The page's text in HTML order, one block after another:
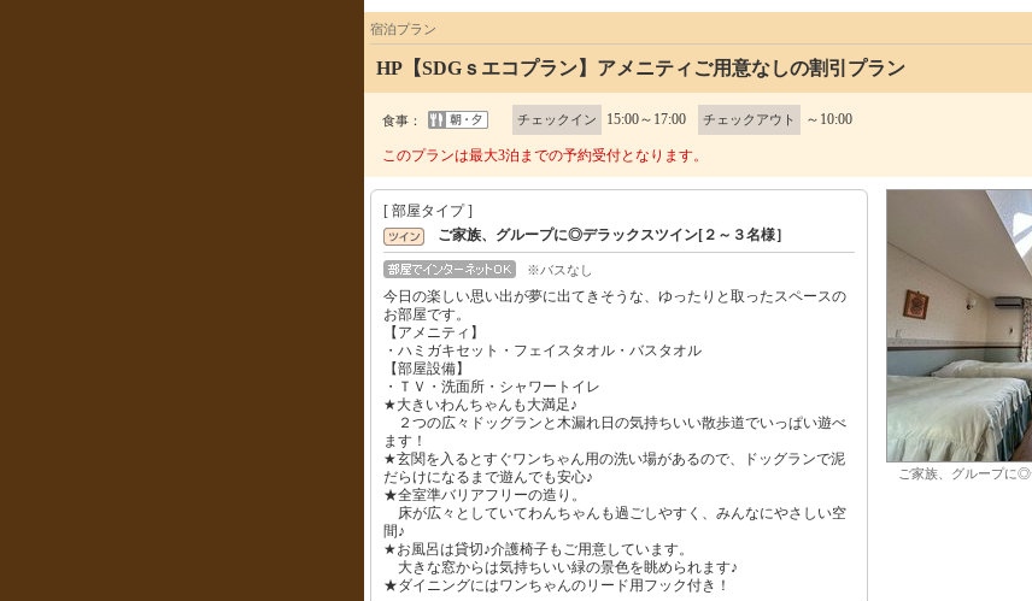
宿泊プラン
HP【SDGｓエコプラン】アメニティご用意なしの割引プラン
食事： チェックイン 15:00～17:00 チェックアウト ～10:00
このプランは最大3泊までの予約受付となります。
[ 部屋タイプ ]
ご家族、グループに◎デラックスツイン[２～３名様］
※バスなし
今日の楽しい思い出が夢に出てきそうな、ゆったりと取ったスペースの
お部屋です。
【アメニティ】
・ハミガキセット・フェイスタオル・バスタオル
【部屋設備】
・ＴＶ・洗面所・シャワートイレ
★大きいわんちゃんも大満足♪
２つの広々ドッグランと木漏れ日の気持ちいい散歩道でいっぱい遊べ
ます！
★玄関を入るとすぐワンちゃん用の洗い場があるので、ドッグランで泥
だらけになるまで遊んでも安心♪
★全室準バリアフリーの造り。
床が広々としていてわんちゃんも過ごしやすく、みんなにやさしい空
間♪
★お風呂は貸切♪介護椅子もご用意しています。
大きな窓からは気持ちいい緑の景色を眺められます♪
★ダイニングにはワンちゃんのリード用フック付き！
ご家族、グループに◎